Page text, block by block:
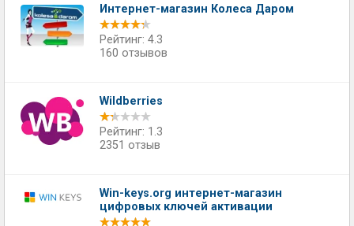
Интернет-магазин Колеса Даром
Рейтинг: 4.3
160 отзывов
Wildberries
Рейтинг: 1.3
2351 отзыв
Win-keys.org интернет-магазин
цифровых ключей активации